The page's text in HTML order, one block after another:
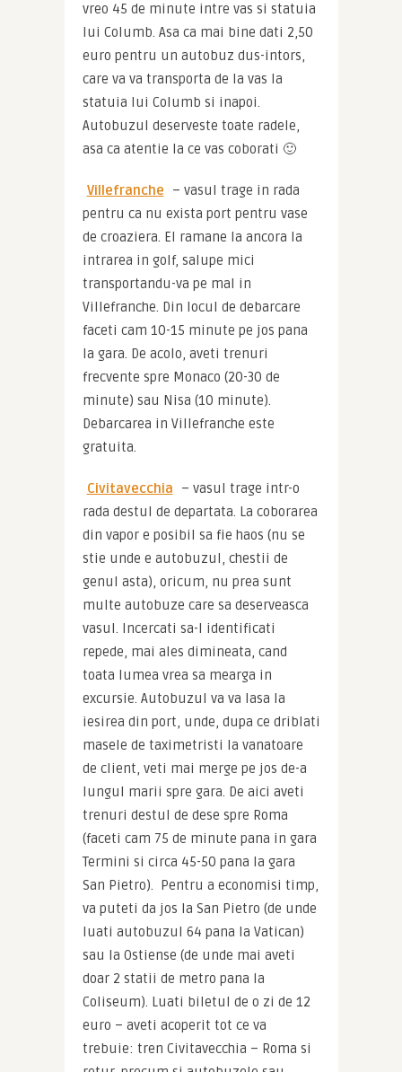
vreo 45 de minute intre vas si statuia
lui Columb. Asa ca mai bine dati 2,50
euro pentru un autobuz dus-intors,
care va va transporta de la vas la
statuia lui Columb si inapoi.
Autobuzul deserveste toate radele,
asa ca atentie la ce vas coborati 🙂
Villefranche
– vasul trage in rada
pentru ca nu exista port pentru vase
de croaziera. El ramane la ancora la
intrarea in golf, salupe mici
transportandu-va pe mal in
Villefranche. Din locul de debarcare
faceti cam 10-15 minute pe jos pana
la gara. De acolo, aveti trenuri
frecvente spre Monaco (20-30 de
minute) sau Nisa (10 minute).
Debarcarea in Villefranche este
gratuita.
Civitavecchia
– vasul trage intr-o
rada destul de departata. La coborarea
din vapor e posibil sa fie haos (nu se
stie unde e autobuzul, chestii de
genul asta), oricum, nu prea sunt
multe autobuze care sa deserveasca
vasul. Incercati sa-l identificati
repede, mai ales dimineata, cand
toata lumea vrea sa mearga in
excursie. Autobuzul va va lasa la
iesirea din port, unde, dupa ce driblati
masele de taximetristi la vanatoare
de client, veti mai merge pe jos de-a
lungul marii spre gara. De aici aveti
trenuri destul de dese spre Roma
(faceti cam 75 de minute pana in gara
Termini si circa 45-50 pana la gara
San Pietro).  Pentru a economisi timp,
va puteti da jos la San Pietro (de unde
luati autobuzul 64 pana la Vatican)
sau la Ostiense (de unde mai aveti
doar 2 statii de metro pana la
Coliseum). Luati biletul de o zi de 12
euro – aveti acoperit tot ce va
trebuie: tren Civitavecchia – Roma si